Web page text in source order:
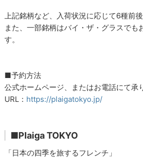
上記銘柄など、入荷状況に応じて6種前後
また、一部銘柄はバイ・ザ・グラスでも
す。
■予約方法
公式ホームページ、またはお電話にて承
URL： https://plaigatokyo.jp/
■Plaiga TOKYO
「日本の四季を旅するフレンチ」